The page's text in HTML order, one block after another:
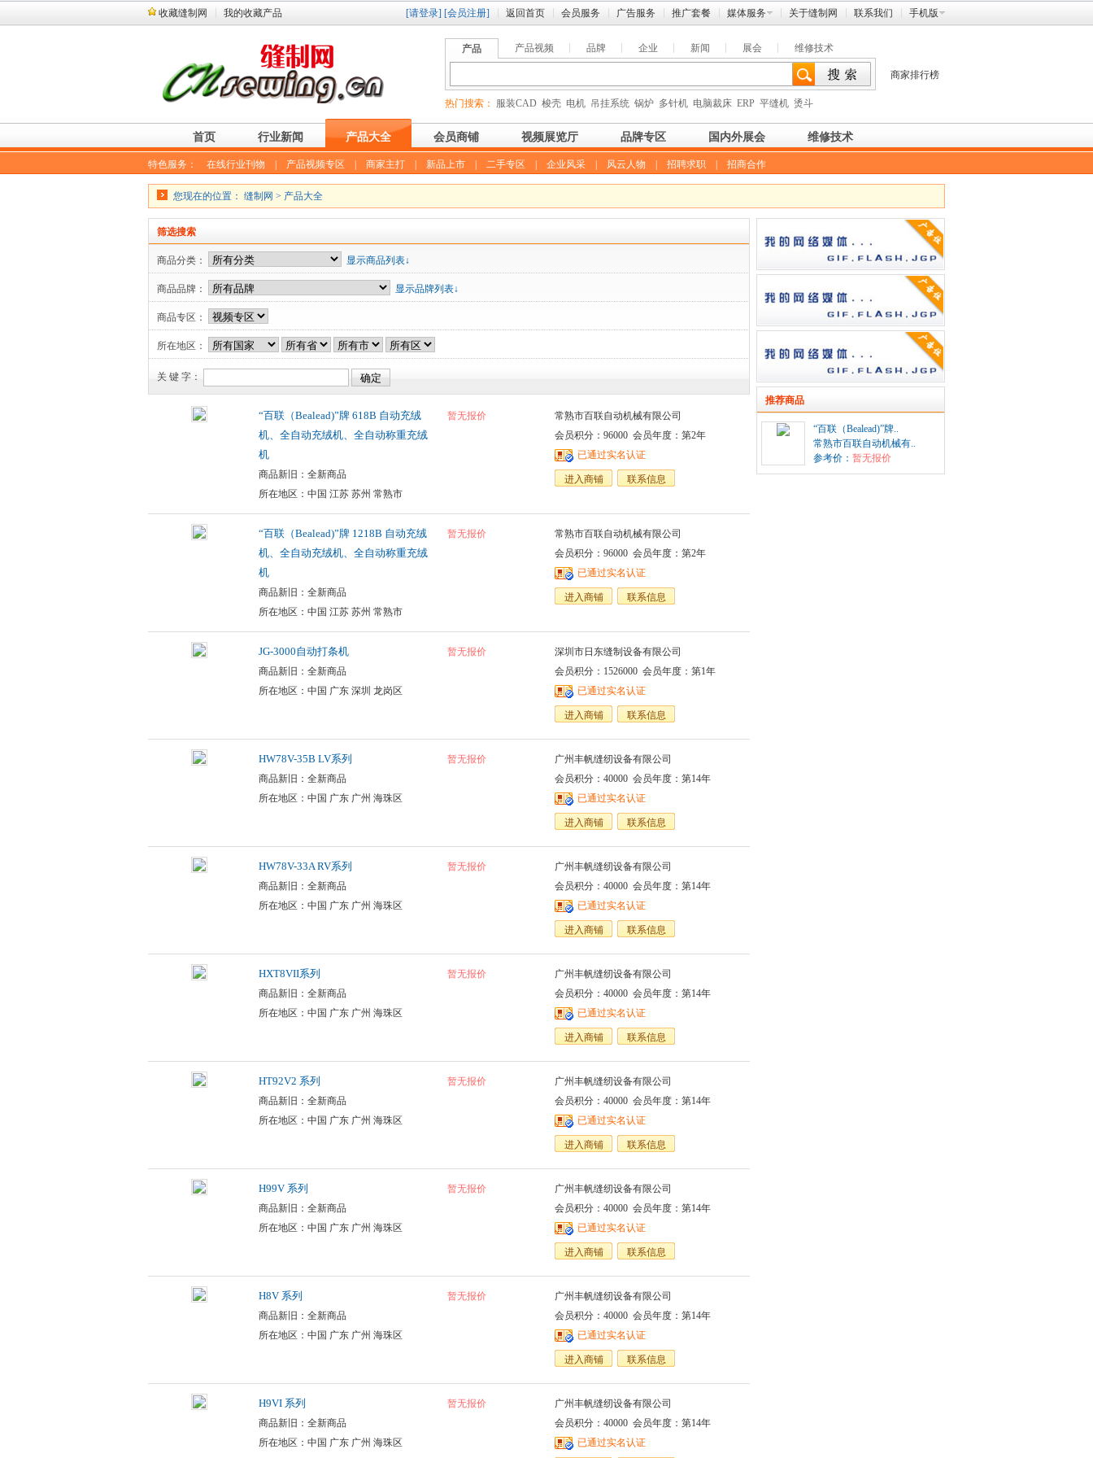
收藏缝制网 我的收藏产品 [请登录] [会员注册] 返回首页 会员服务 广告服务 推广套餐 媒体服务 关于缝制网 联系我们 手机版
产品 产品视频 品牌 企业 新闻 展会 维修技术
热门搜索： 服装CAD 梭壳 电机 吊挂系统 锅炉 多针机 电脑裁床 ERP 平缝机 烫斗
商家排行榜
首页 行业新闻 产品大全 会员商铺 视频展览厅 品牌专区 国内外展会 维修技术
特色服务： 在线行业刊物 产品视频专区 商家主打 新品上市 二手专区 企业风采 风云人物 招聘求职 招商合作
您现在的位置： 缝制网 > 产品大全
筛选搜索
商品分类： 显示商品列表↓
商品品牌： 显示品牌列表↓
商品专区：
所在地区：
关 键 字：
“百联（Bealead)”牌 618B 自动充绒
机、全自动充绒机、全自动称重充绒
机
商品新旧：全新商品
所在地区：中国 江苏 苏州 常熟市
暂无报价
常熟市百联自动机械有限公司
会员积分：96000 会员年度：第2年
已通过实名认证
进入商铺 联系信息
“百联（Bealead)”牌 1218B 自动充绒
机、全自动充绒机、全自动称重充绒
机
商品新旧：全新商品
所在地区：中国 江苏 苏州 常熟市
暂无报价
常熟市百联自动机械有限公司
会员积分：96000 会员年度：第2年
已通过实名认证
进入商铺 联系信息
JG-3000自动打条机
商品新旧：全新商品
所在地区：中国 广东 深圳 龙岗区
暂无报价
深圳市日东缝制设备有限公司
会员积分：1526000 会员年度：第1年
已通过实名认证
进入商铺 联系信息
HW78V-35B LV系列
商品新旧：全新商品
所在地区：中国 广东 广州 海珠区
暂无报价
广州丰帆缝纫设备有限公司
会员积分：40000 会员年度：第14年
已通过实名认证
进入商铺 联系信息
HW78V-33A RV系列
商品新旧：全新商品
所在地区：中国 广东 广州 海珠区
暂无报价
广州丰帆缝纫设备有限公司
会员积分：40000 会员年度：第14年
已通过实名认证
进入商铺 联系信息
HXT8VII系列
商品新旧：全新商品
所在地区：中国 广东 广州 海珠区
暂无报价
广州丰帆缝纫设备有限公司
会员积分：40000 会员年度：第14年
已通过实名认证
进入商铺 联系信息
HT92V2 系列
商品新旧：全新商品
所在地区：中国 广东 广州 海珠区
暂无报价
广州丰帆缝纫设备有限公司
会员积分：40000 会员年度：第14年
已通过实名认证
进入商铺 联系信息
H99V 系列
商品新旧：全新商品
所在地区：中国 广东 广州 海珠区
暂无报价
广州丰帆缝纫设备有限公司
会员积分：40000 会员年度：第14年
已通过实名认证
进入商铺 联系信息
H8V 系列
商品新旧：全新商品
所在地区：中国 广东 广州 海珠区
暂无报价
广州丰帆缝纫设备有限公司
会员积分：40000 会员年度：第14年
已通过实名认证
进入商铺 联系信息
H9VI 系列
商品新旧：全新商品
所在地区：中国 广东 广州 海珠区
暂无报价
广州丰帆缝纫设备有限公司
会员积分：40000 会员年度：第14年
已通过实名认证
推荐商品
“百联（Bealead)”牌..
常熟市百联自动机械有..
参考价： 暂无报价